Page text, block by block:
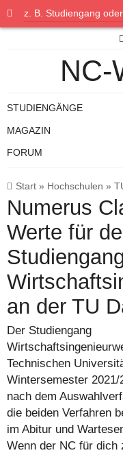
Start » Hochschulen »
Numerus
Werte für
an der TU
Der Studiengang
Technischen
Wintersemester
nach dem
die beiden Verfahren
im Abitur und
Wenn der NC für dich
NC-
STUDIENGÄNGE
MAGAZIN
FORUM